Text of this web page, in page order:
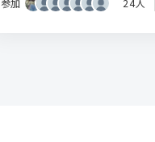
参加 24人